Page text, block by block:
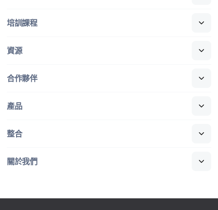
培訓​課程
資源
合作​夥伴
產品
整合
關於​我們